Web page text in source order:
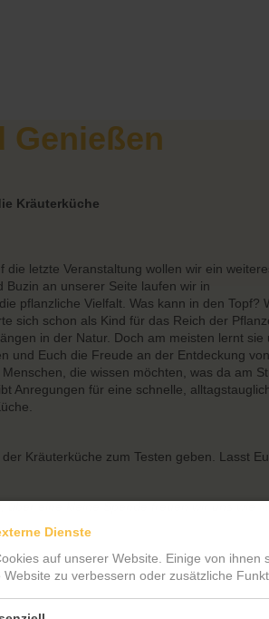
Genießen
Kräuterküche
die letzte Veranstaltung wollen wir ein
Buzin an unserer Seite laufen wir in
pflanzliche Vielfalt. Was kann in den Topf?
sich schon als Kind für das Reich der
in der Natur. Doch am meisten lernt
und Euch die Freude an der Entdeckung
die wissen möchten, was da am
Anregungen für eine schnelle,
Kräuterküche zum Testen geben. Lasst
über eine kleine Spende freuen wir uns wie
beantwortet Euch gern unser
Dienste
auf unserer Website. Einige von
Website zu verbessern oder zusätzliche